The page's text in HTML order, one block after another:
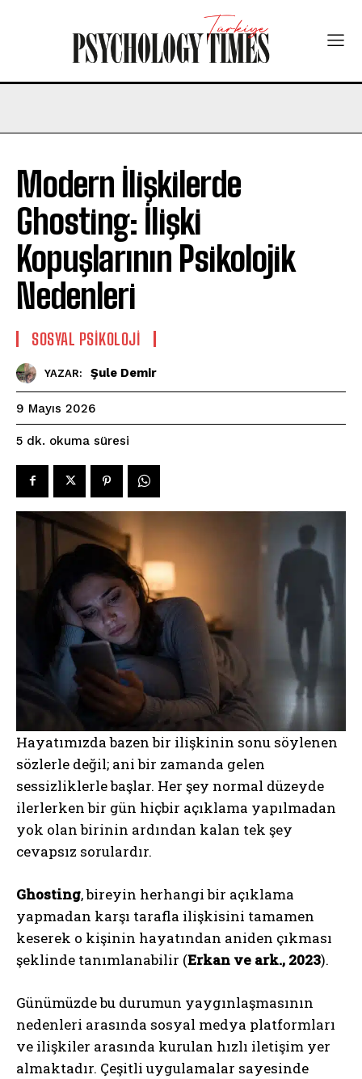
Modern İlişkilerde
Ghosting: İlişki
Kopuşlarının Psikolojik
Nedenleri
SOSYAL PSIKOLOJI
YAZAR: Şule Demir
9 Mayıs 2026
5 dk. okuma süresi
Hayatımızda bazen bir ilişkinin sonu söylenen
sözlerle değil; ani bir zamanda gelen
sessizliklerle başlar. Her şey normal düzeyde
ilerlerken bir gün hiçbir açıklama yapılmadan
yok olan birinin ardından kalan tek şey
cevapsız sorulardır.
Ghosting, bireyin herhangi bir açıklama
yapmadan karşı tarafla ilişkisini tamamen
keserek o kişinin hayatından aniden çıkması
şeklinde tanımlanabilir (Erkan ve ark., 2023).
Günümüzde bu durumun yaygınlaşmasının
nedenleri arasında sosyal medya platformları
ve ilişkiler arasında kurulan hızlı iletişim yer
almaktadır. Çeşitli uygulamalar sayesinde